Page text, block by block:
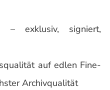
– exklusiv, signiert,
auf edlen Fine-
Archivqualität